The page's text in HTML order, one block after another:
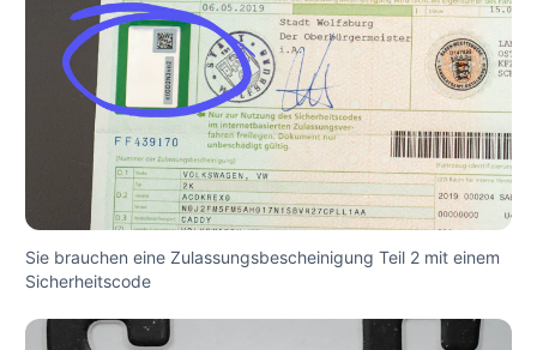
Sie brauchen eine Zulassungsbescheinigung Teil 2 mit einem
Sicherheitscode